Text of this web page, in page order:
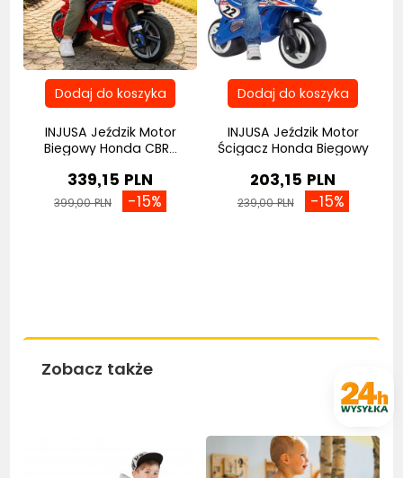
INJUSA Jeździk Motor
Biegowy Honda CBR...
339,15 PLN
399,00 PLN -15%
INJUSA Jeździk Motor
Ścigacz Honda Biegowy
203,15 PLN
239,00 PLN -15%
Zobacz także